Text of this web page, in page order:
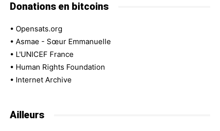
Donations en bitcoins
• Opensats.org
• Asmae - Sœur Emmanuelle
• L'UNICEF France
• Human Rights Foundation
• Internet Archive
Ailleurs